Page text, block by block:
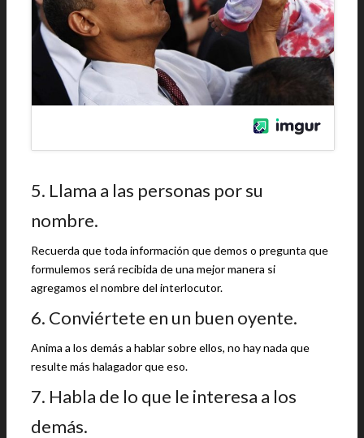
5. Llama a las personas por su
nombre.
Recuerda que toda información que demos o pregunta que
formulemos será recibida de una mejor manera si
agregamos el nombre del interlocutor.
6. Conviértete en un buen oyente.
Anima a los demás a hablar sobre ellos, no hay nada que
resulte más halagador que eso.
7. Habla de lo que le interesa a los
demás.